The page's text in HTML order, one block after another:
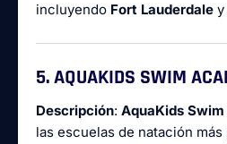
incluyendo Fort Lauderdale y
5. AQUAKIDS SWIM
Descripción: AquaKids
las escuelas de natación